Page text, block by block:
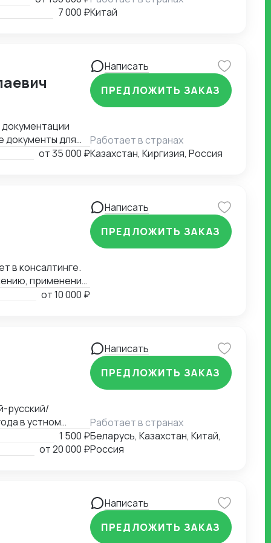
в
* MICE-услуги:
оформления
и контроль
— вы
7 000 ₽Китай
документы для
задачи.
от35 000 ₽
Написать
ПРЕДЛОЖИТЬ ЗАКАЗ
Работает в странах
Казахстан, Киргизия, Россия
в консалтинге.
применению
в РФ и
от10 000 ₽
Написать
ПРЕДЛОЖИТЬ ЗАКАЗ
русский/
1 500 ₽
от20 000 ₽
Написать
ПРЕДЛОЖИТЬ ЗАКАЗ
Работает в странах
Беларусь, Казахстан, Китай,
Россия
Написать
ПРЕДЛОЖИТЬ ЗАКАЗ